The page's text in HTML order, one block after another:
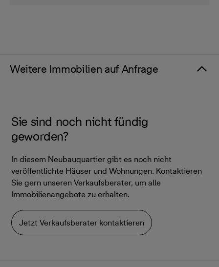
Weitere Immobilien auf Anfrage
Sie sind noch nicht fündig
geworden?
In diesem Neubauquartier gibt es noch nicht
veröffentlichte Häuser und Wohnungen. Kontaktieren
Sie gern unseren Verkaufsberater, um alle
Immobilienangebote zu erhalten.
Jetzt Verkaufsberater kontaktieren